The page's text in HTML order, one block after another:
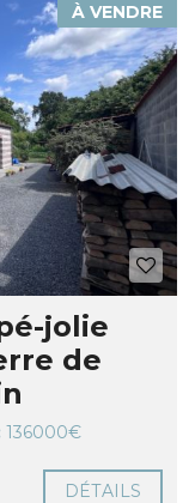
À VENDRE
jolie
de
136000€
DÉTAILS